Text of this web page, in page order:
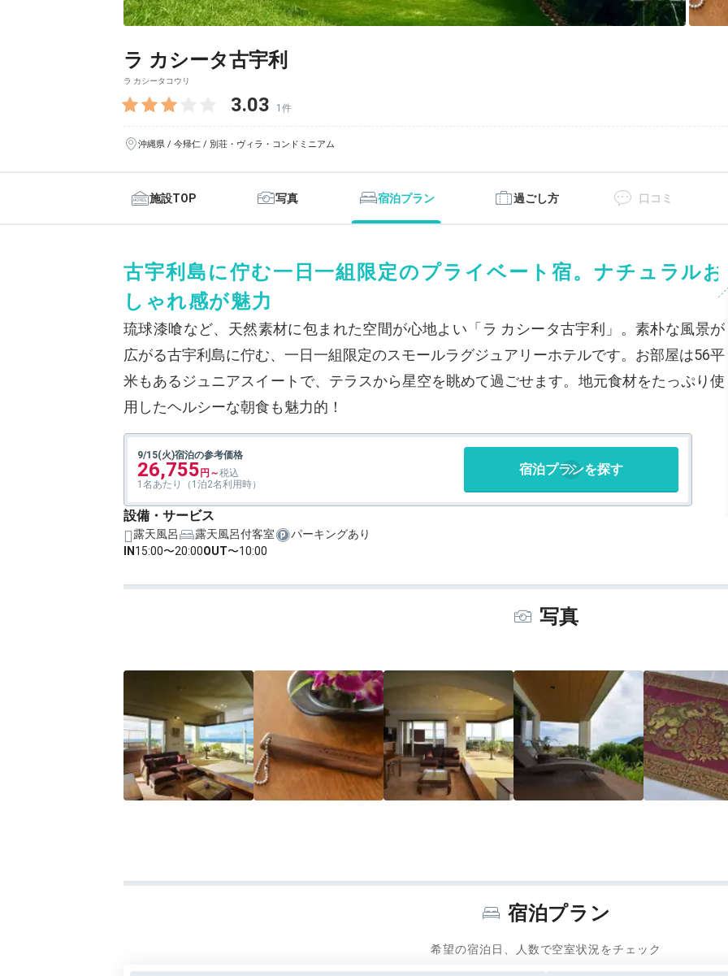
ラ カシータ古宇利
ラ カシータコウリ
3.03 1件
沖縄県 / 今帰仁 / 別荘・ヴィラ・コンドミニアム
施設TOP 写真 宿泊プラン 過ごし方 口コミ
古宇利島に佇む一日一組限定のプライベート宿。ナチュラルお
しゃれ感が魅力
琉球漆喰など、天然素材に包まれた空間が心地よい「ラ カシータ古宇利」。素朴な風景が
広がる古宇利島に佇む、一日一組限定のスモールラグジュアリーホテルです。お部屋は56平
米もあるジュニアスイートで、テラスから星空を眺めて過ごせます。地元食材をたっぷり使
用したヘルシーな朝食も魅力的！
9/15(火)宿泊の参考価格
26,755
1名あたり（1泊2名利用時）
宿泊プランを探す
設備・サービス
露天風呂 露天風呂付客室
パーキングあり
IN 15:00〜20:00OUT〜10:00
写真
宿泊プラン
希望の宿泊日、人数で空室状況をチェック